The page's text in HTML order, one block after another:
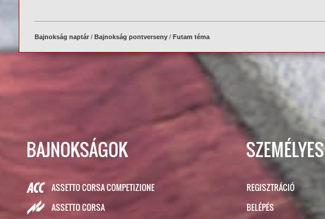
Bajnokság naptár/ Bajnokság pontverseny/ Futam téma
BAJNOKSÁGOK
ASSETTO CORSA COMPETIZIONE
ASSETTO CORSA
SZEMÉLYES
REGISZTRÁCIÓ
BELÉPÉS